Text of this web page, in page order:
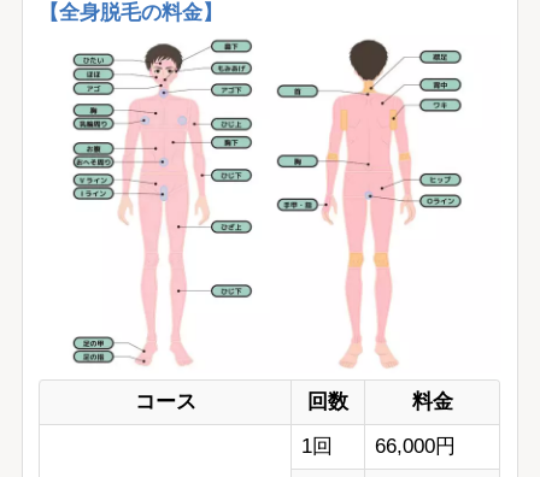
【全身脱毛の料金】
コース 回数 料金
1回
66,000円